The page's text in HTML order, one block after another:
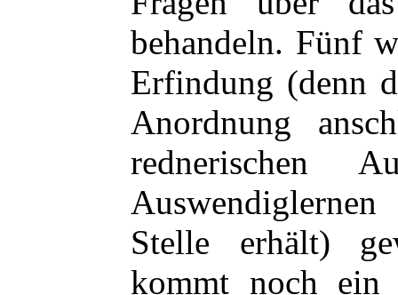
behandeln. Fünf
Erfindung (denn
Anordnung
rednerischen
Stelle erhält)
kommt noch